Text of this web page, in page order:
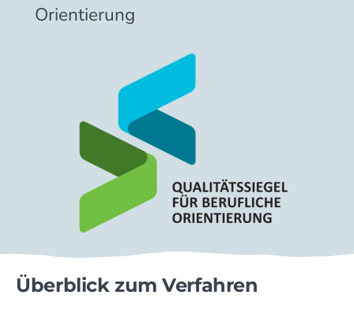
Überblick zum Verfahren